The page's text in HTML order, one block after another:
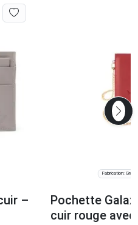
–
Fabrication:
Pochette
cuir rouge